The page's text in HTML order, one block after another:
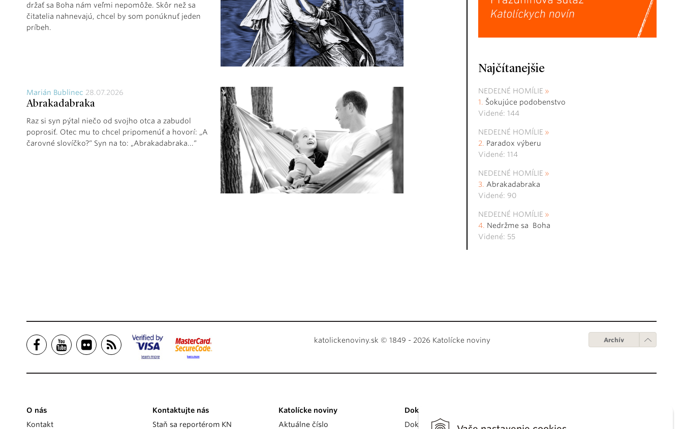
držať sa Boha nám veľmi nepomôže. Skôr než sa
čitatelia nahnevajú, chcel by som ponúknuť jeden
príbeh.
Marián Bublinec 28.07.2026
Abrakadabraka
Raz si syn pýtal niečo od svojho otca a zabudol
poprosiť. Otec mu to chcel pripomenúť a hovorí: „A
čarovné slovíčko?“ Syn na to: „Abrakadabraka...“
Najčítanejšie
NEDEĽNÉ HOMÍLIE
Šokujúce podobenstvo
Videné: 144
NEDEĽNÉ HOMÍLIE
Paradox výberu
Videné: 114
NEDEĽNÉ HOMÍLIE
Abrakadabraka
Videné: 90
NEDEĽNÉ HOMÍLIE
Nedržme sa Boha
Videné: 55
katolickenoviny.sk © 1849 - 2026 Katolícke noviny Archív
O nás
Kontakt
Kontaktujte nás
Staň sa reportérom KN
Katolícke noviny
Aktuálne číslo
Dokumenty
Dokumenty pápežov
Digitálne vydanie